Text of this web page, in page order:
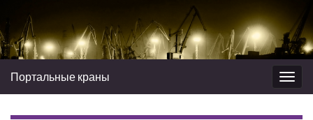
Вкл/
выкл
Портальные краны